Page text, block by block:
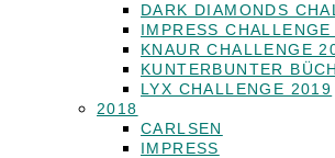
DARK DIAMONDS
IMPRESS
KNAUR CHALLENGE
KUNTERBUNTER
LYX CHALLENGE 2019
2018
CARLSEN
IMPRESS